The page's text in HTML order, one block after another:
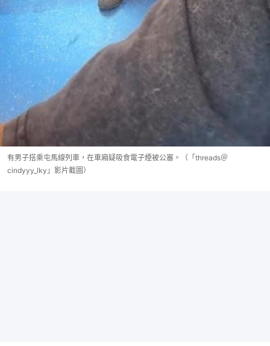
有男子搭乘屯馬線列車，在車廂疑吸食電子煙被公審。（「threads＠
cindyyy_lky」影片截圖）